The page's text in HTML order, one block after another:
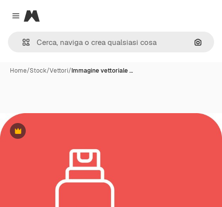
Close menu
Magnific
Cerca
Home/Stock/Vettori/Immagine vettoriale …
Premium